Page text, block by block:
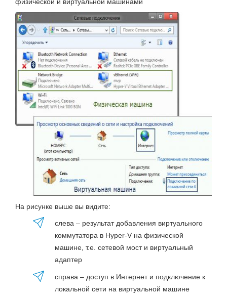
На рисунке выше вы видите:
слева – результат добавления виртуального
коммутатора в Hyper-V на физической
машине, т.е. сетевой мост и виртуальный
адаптер
справа – доступ в Интернет и подключение к
локальной сети на виртуальной машине